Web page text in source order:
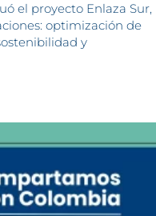
el proyecto Enlaza Sur,
optimización de
y